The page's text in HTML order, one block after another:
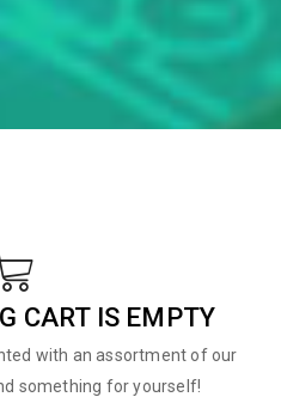
CART IS EMPTY
with an assortment of our
something for yourself!